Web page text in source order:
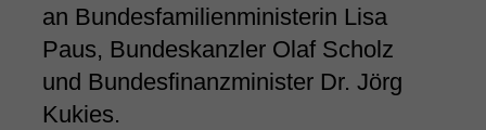
an Bundesfamilienministerin Lisa
Paus, Bundeskanzler Olaf Scholz
und Bundesfinanzminister Dr. Jörg
Kukies.